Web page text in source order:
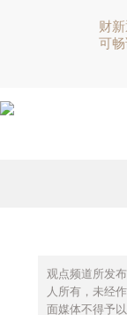
财
可
观点频道所发
人所有，未经
面媒体不得予